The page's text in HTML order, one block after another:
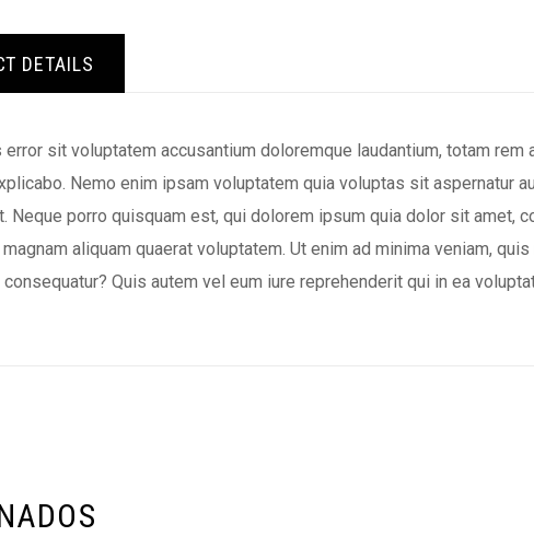
DETAILS
sit voluptatem accusantium doloremque laudantium, totam
Nemo enim ipsam voluptatem quia voluptas sit aspernatur
porro quisquam est, qui dolorem ipsum quia dolor sit amet,
aliquam quaerat voluptatem. Ut enim ad minima veniam,
Quis autem vel eum iure reprehenderit qui in ea